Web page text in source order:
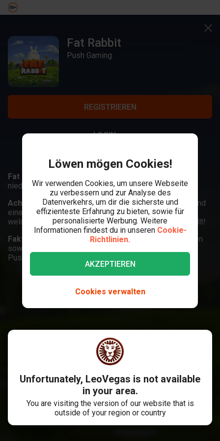
Fat Rabbit
Push Gaming
REGISTRIEREN
LOGIN
Fat Rabbit,
niedlichen Spielautomaten.
Achte auf:Die Ernte, mit Traktor Wilds, ein Kaninchen und
eine Karotte auf dem gleichen Dreh für 5 , sowie Wilds
welche das Kaninchen fett macht und den Bildschirm füllt!
Fakten zum Spiel:
Entdecke die Farm auf über 5 Walzen
sowie 50 Gewinnlinien! Finde den Fat Rabbit in diesem
Push Gaming Slot und genieße einen.
Löwen mögen Cookies!
Wir verwenden Cookies, um unsere Webseite
zu verbessern und zur Analyse des
Datenverkehrs, um dir die sicherste und
effizienteste Erfahrung zu bieten, sowie für
personalisierte Werbung. Weitere
Informationen findest du in unseren Cookie-
Richtlinien.
AKZEPTIEREN
Cookies verwalten
Unfortunately, LeoVegas is not available
in your area.
You are visiting the version of our website that is
outside of your region or country